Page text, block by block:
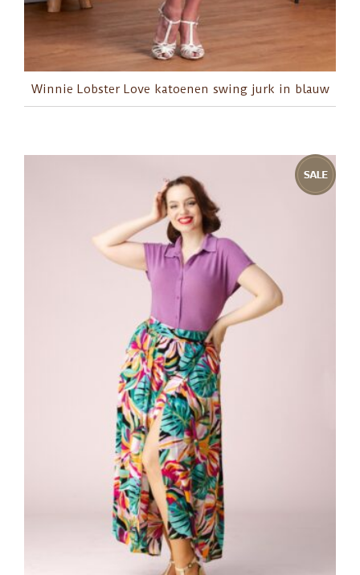
Winnie Lobster Love katoenen swing jurk in blauw